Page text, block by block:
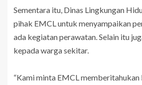
Sementara itu, Dinas Lingkungan
pihak EMCL untuk menyampaikan
ada kegiatan perawatan. Selain itu
kepada warga sekitar.
“Kami minta EMCL